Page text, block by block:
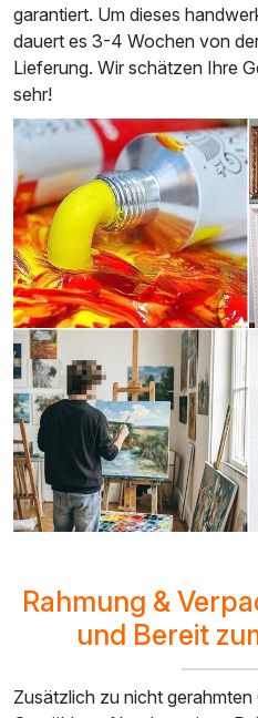
garantiert. Um dieses
dauert es 3-4 Wochen von
Lieferung. Wir schätzen Ihre
sehr!
Rahmung &
und Bereit
Zusätzlich zu nicht